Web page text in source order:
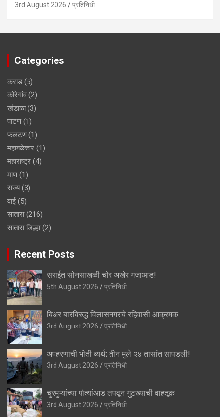
3rd August 2026 प्रतिनिधी
Categories
कराड(5)
कोरेगांव(2)
खंडाळा(3)
पाटण(1)
फलटण(1)
महाबळेश्वर (1)
महाराष्ट्र (4)
माण(1)
राज्य(3)
वाई (5)
सातारा(216)
सातारा जिल्हा(2)
Recent Posts
सराईत सोनसाखळी चोर अखेर गजाआड!
5th August 2026 प्रतिनिधी
बिअर बारविरुद्ध विलासनगरचे रहिवासी आक्रमक
3rd August 2026 प्रतिनिधी
अपहरणाची भीती व्यर्थ; तीन मुले २४ तासांत सापडली!
3rd August 2026 प्रतिनिधी
चुरमुऱ्यांच्या पोत्यांआड लपवून गुटख्याची वाहतूक
3rd August 2026 प्रतिनिधी